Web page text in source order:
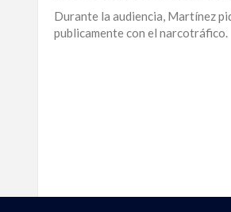
Durante la audiencia, Martínez
publicamente con el narcotráfico.